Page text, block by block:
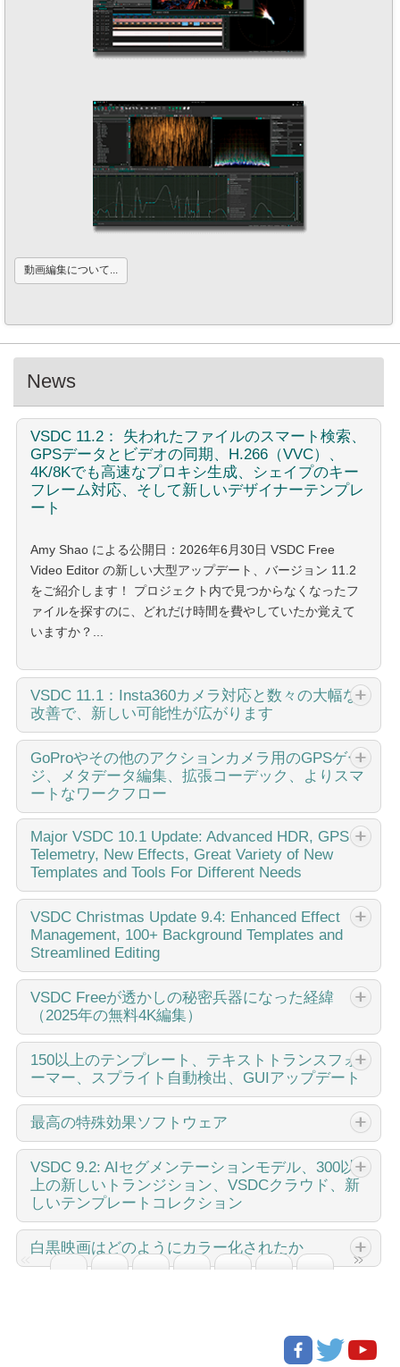
動画編集について...
News
VSDC 11.2： 失われたファイルのスマート検索、
GPSデータとビデオの同期、H.266（VVC）、
4K/8Kでも高速なプロキシ生成、シェイプのキー
フレーム対応、そして新しいデザイナーテンプレ
ート
Amy Shao による公開日：2026年6月30日 VSDC Free
Video Editor の新しい大型アップデート、バージョン 11.2
をご紹介します！ プロジェクト内で見つからなくなったフ
ァイルを探すのに、どれだけ時間を費やしていたか覚えて
いますか？...
VSDC 11.1：Insta360カメラ対応と数々の大幅な
改善で、新しい可能性が広がります
Amy Shao による公開日：2026年3月11日 クリエイティブ
な人にとって最高の贈り物は何でしょうか。もちろん、新
しい可能性です。VSDC チームは、Insta360...
GoProやその他のアクションカメラ用のGPSゲー
ジ、メタデータ編集、拡張コーデック、よりスマ
ートなワークフロー
Amy Shao 公開 2025年11月19日 待望のVSDC 10.2アップ
デート：ホビイストからプロまで、すべてのユーザーを支
援するために設計された信じられないほどの機能と重要な
拡張が詰まった新バージョンです。 GPSゲージ、選択エク
スポート、メタデータ、アラビア語UI、拡張コーデック 注
目の追加機能は、市場の他のどの動画編集ソフトにも匹敵
しない機能を提供する革命的なGPSテレメトリツールのス
イートです！GoPro、Garminなどのアクションカメラ、ド
ローン、またはGPSデータを収集するガジェットの誇りあ
る所有者なら、これこそが待ち望んでいたものです。お持
ちでない場合でも、スクロールしてしまわないでくださ
い。すべての編集愛好家のために、共有する新機能と拡張
があります！
Major VSDC 10.1 Update: Advanced HDR, GPS
Telemetry, New Effects, Great Variety of New
Templates and Tools For Different Needs
published Amy Shao 6/10/25 待ちに待った新しくてユニー
クなアップデートがついに登場！これは単なるバージョン
アップではありません：VSDC 10.1です！! VSDC...
VSDC Christmas Update 9.4: Enhanced Effect
Management, 100+ Background Templates and
Streamlined Editing
このホリデーシーズンは、VSDC Video Editorの最新アップ
デートと共に新しい始まりを迎えましょう！皆様のフィー
ドバックを受けて、最も愛されているツールを強化するこ
とに注力しました。来年に向けて、さらにエキサイティン
グな革新の基盤を築いています！ 強化されたエフェクト管
理、100以上の背景テンプレート、合理化された編集 更新
には、改良されたテキスト変換ツール、独立したぼやけた
背景効果、新しいカラーグレーディングの機会、より使い
やすいテンプレートのプレビューウィンドウなどが含まれ
ています。さらに、特別なホリデーギフトをご用意しまし
た。無料とプレミアムの両方のクリスマステーマの背景を
特集した、祝祭感溢れるテンプレートコレクションです。
これらであなたの動画に魔法を加え、また、すべての季節
に対応したさまざまな抽象的な背景もお楽しみいただけま
VSDC Freeが透かしの秘密兵器になった経緯
（2025年の無料4K編集）
こんにちは、シアトル在住の旅行ビデオグラファー、マテ
ィア・ワートンです。3年間も、動画に醜い透かし（ウォー
ターマーク）を入れてくる編集ソフトに悩まされてきまし
たが、VSDCに出会って全てが変わりました。このサブスク
リプション不要の無料編集ソフトは、私のワークフローを
完全に変え、今日はそれが如何に隠れたコストや煩わしい
制限なしに、必要な全ての必須編集ツールを提供できるか
をご紹介します。 私のチャンネルをほぼ終わらせた透かし
の罠 私のアリゾナ砂漠のVlogを覚えていますか？人気の無
料編集ソフトで夕焼けのシーケンスを14時間かけて編集し
たのに、巨大な透かしが作品を台無しにしているのを発見
なしの出力が可能、『試用期間』の罠もなく、卑怯な機能
150以上のテンプレート、テキストトランスフォ
ーマー、スプライト自動検出、GUIアップデート
変化は改善に関するものであり、このプロセスはあなたの
ご意見なしでは実現できませんでした。あなたのフィード
バックを慎重に確認した結果、いくつかの重要な問題に対
処し、編集体験を向上させるために設計されたアップデー
トを導入しました。 150以上のテンプレート、テキストト
ランスフォーマー、スプライト自動検出、GUIアップデート
VSDC...
最高の特殊効果ソフトウェア
イントロ 2024年、ビジュアルエフェクトを作成するための
オプションの範囲は非常に多様化しており、トップの選択
肢を特定することがますます困難になっています。ここで
は、プロジェクトに独自性を加えるのに役立つ、トップク
ラスのビジュアルエフェクトソフトウェアのガイドを紹介
します。高度なコンポジティングツール、強力な3Dアニメ
す。 各プログラムは、その機能、使いやすさ、専門知識の
VSDC 9.2: AIセグメンテーションモデル、300以
上の新しいトランジション、VSDCクラウド、新
しいテンプレートコレクション
VSDC 9.2が登場し、画期的な機能を提供します。たとえ
ば、新しいAIによるセグメンテーションツールは、正確な
とプロジェクトを保存および共有するためのサービスで
白黒映画はどのようにカラー化されたか
化された。何年もの間、モノクロ映画に色をつける技術は